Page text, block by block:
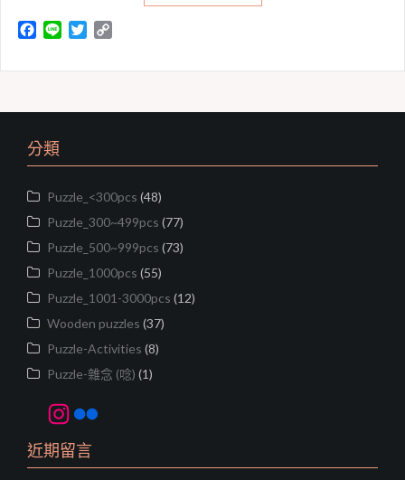
o
k
分類
Puzzle_<300pcs (48)
Puzzle_300~499pcs (77)
Puzzle_500~999pcs (73)
Puzzle_1000pcs (55)
Puzzle_1001-3000pcs (12)
Wooden puzzles (37)
Puzzle-Activities (8)
Puzzle-雜念 (唸) (1)
Instagram
Flickr
近期留言